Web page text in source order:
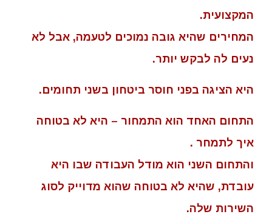
המקצועית.
המחירים שהיא גובה נמוכים לטעמה, אבל לא
נעים לה לבקש יותר.
היא הציגה בפני חוסר ביטחון בשני תחומים.
התחום האחד הוא התמחור – היא לא בטוחה
איך לתמחר .
והתחום השני הוא מודל העבודה שבו היא
עובדת, שהיא לא בטוחה שהוא מדוייק לסוג
השירות שלה.